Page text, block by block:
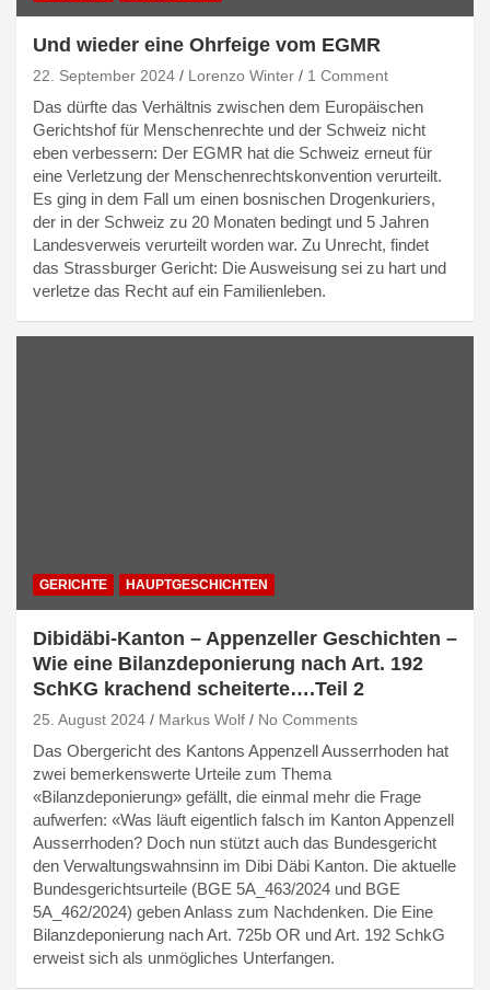
Und wieder eine Ohrfeige vom EGMR
22. September 2024 Lorenzo Winter 1 Comment
Das dürfte das Verhältnis zwischen dem Europäischen
Gerichtshof für Menschenrechte und der Schweiz nicht
eben verbessern: Der EGMR hat die Schweiz erneut für
eine Verletzung der Menschenrechtskonvention verurteilt.
Es ging in dem Fall um einen bosnischen Drogenkuriers,
der in der Schweiz zu 20 Monaten bedingt und 5 Jahren
Landesverweis verurteilt worden war. Zu Unrecht, findet
das Strassburger Gericht: Die Ausweisung sei zu hart und
verletze das Recht auf ein Familienleben.
GERICHTE HAUPTGESCHICHTEN
Dibidäbi-Kanton – Appenzeller Geschichten –
Wie eine Bilanzdeponierung nach Art. 192
SchKG krachend scheiterte….Teil 2
25. August 2024 Markus Wolf No Comments
Das Obergericht des Kantons Appenzell Ausserrhoden hat
zwei bemerkenswerte Urteile zum Thema
«Bilanzdeponierung» gefällt, die einmal mehr die Frage
aufwerfen: «Was läuft eigentlich falsch im Kanton Appenzell
Ausserrhoden? Doch nun stützt auch das Bundesgericht
den Verwaltungswahnsinn im Dibi Däbi Kanton. Die aktuelle
Bundesgerichtsurteile (BGE 5A_463/2024 und BGE
5A_462/2024) geben Anlass zum Nachdenken. Die Eine
Bilanzdeponierung nach Art. 725b OR und Art. 192 SchkG
erweist sich als unmögliches Unterfangen.